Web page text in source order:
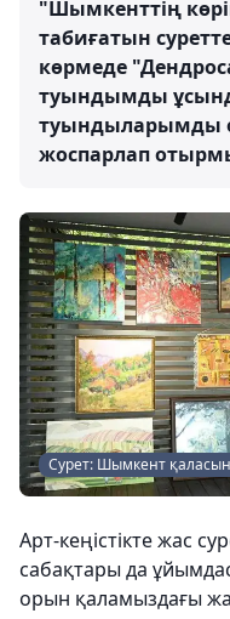
"Шымкенттің
табиғатын
көрмеде
туындымды
туындыларымды
жоспарлап
Сурет: Шымкент
Арт-кеңістікте жас
сабақтары да
орын қаламыздағы